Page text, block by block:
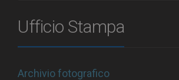
Ufficio Stampa
Archivio fotografico